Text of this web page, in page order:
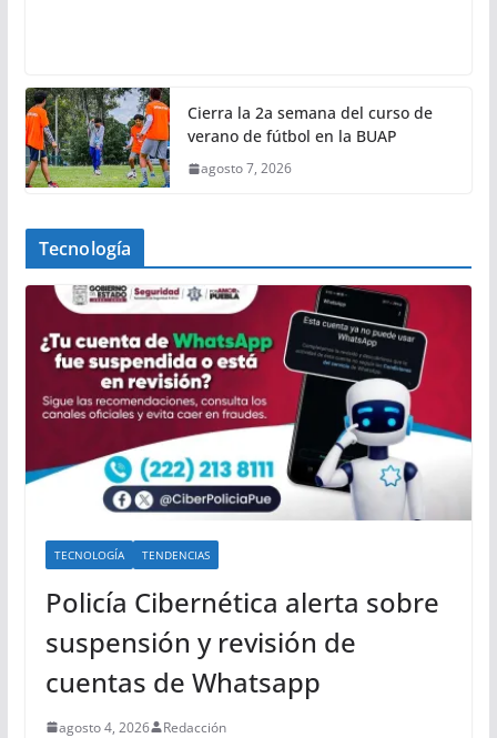
Cierra la 2a semana del curso de
verano de fútbol en la BUAP
agosto 7, 2026
Tecnología
TECNOLOGÍA TENDENCIAS
Policía Cibernética alerta sobre
suspensión y revisión de
cuentas de Whatsapp
agosto 4, 2026 Redacción